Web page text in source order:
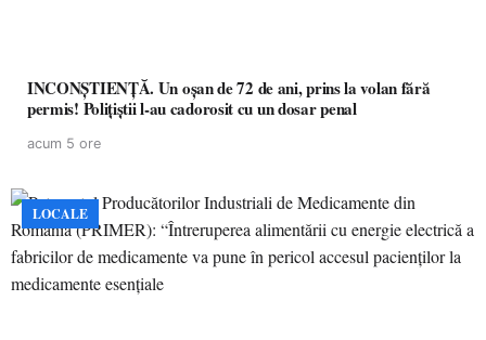
INCONȘTIENȚĂ. Un oșan de 72 de ani, prins la volan fără
permis! Polițiștii l-au cadorosit cu un dosar penal
acum 5 ore
LOCALE